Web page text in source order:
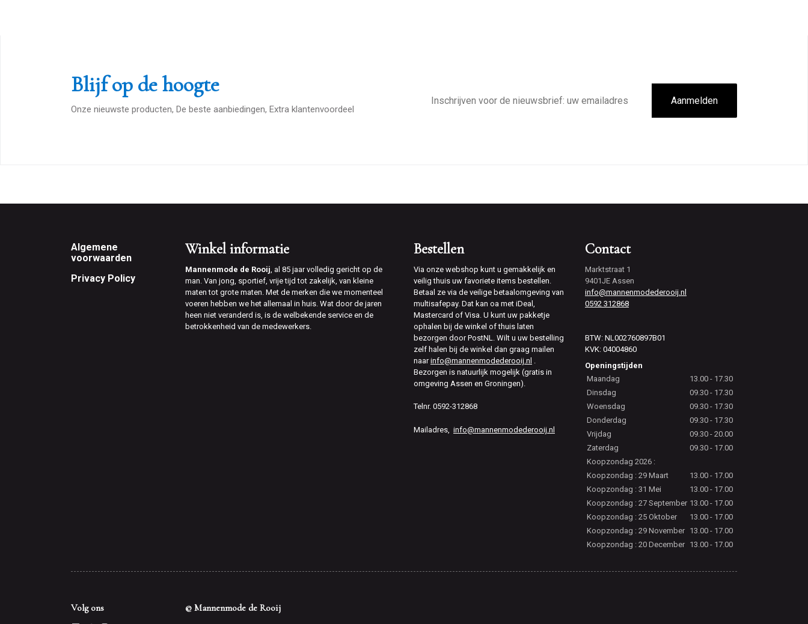
Blijf op de hoogte
Onze nieuwste producten, De beste aanbiedingen, Extra klantenvoordeel
mailadres
Aanmelden
Footer
Algemene
voorwaarden
Privacy Policy
Winkel informatie
Mannenmode de Rooij , al 85 jaar volledig gericht op de
man. Van jong, sportief, vrije tijd tot zakelijk, van kleine
maten tot grote maten. Met de merken die we momenteel
voeren hebben we het allemaal in huis. Wat door de jaren
heen niet veranderd is, is de welbekende service en de
betrokkenheid van de medewerkers.
Bestellen
Via onze webshop kunt u gemakkelijk en
veilig thuis uw favoriete items bestellen.
Betaal ze via de veilige betaalomgeving van
multisafepay. Dat kan oa met iDeal,
Mastercard of Visa. U kunt uw pakketje
ophalen bij de winkel of thuis laten
bezorgen door PostNL. Wilt u uw bestelling
zelf halen bij de winkel dan graag mailen
naarinfo@mannenmodederooij.nl
Bezorgen is natuurlijk mogelijk (gratis in
omgeving Assen en Groningen).
Telnr. 0592-312868
Mailadres, info@mannenmodederooij.nl
Contact
Marktstraat 1
9401JE Assen
info@mannenmodederooij.nl
0592 312868
BTW: NL002760897B01
KVK: 04004860
Openingstijden
Maandag
13.00 - 17.30
Dinsdag
09.30 - 17.30
Woensdag
09.30 - 17.30
Donderdag
09.30 - 17.30
Vrijdag
09.30 - 20.00
Zaterdag
09.30 - 17.00
Koopzondag 2026 :
Koopzondag : 29 Maart
13.00 - 17.00
Koopzondag : 31 Mei
13.00 - 17.00
Koopzondag : 27 September 13.00 - 17.00
Koopzondag : 25 Oktober
13.00 - 17.00
Koopzondag : 29 November 13.00 - 17.00
Koopzondag : 20 December 13.00 - 17.00
Volg ons © Mannenmode de Rooij